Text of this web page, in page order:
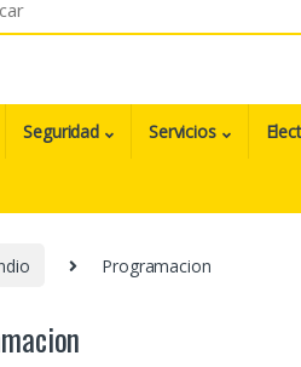
Seguridad Servicios
Programacion